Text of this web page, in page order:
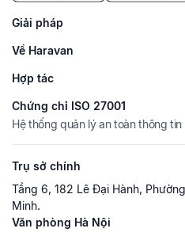
Giải pháp
Về Haravan
Hợp tác
Chứng chỉ ISO 27001
Hệ thống quản lý an toàn thông tin
Trụ sở chính
Tầng 6, 182 Lê Đại Hành,
Minh.
Văn phòng Hà Nội